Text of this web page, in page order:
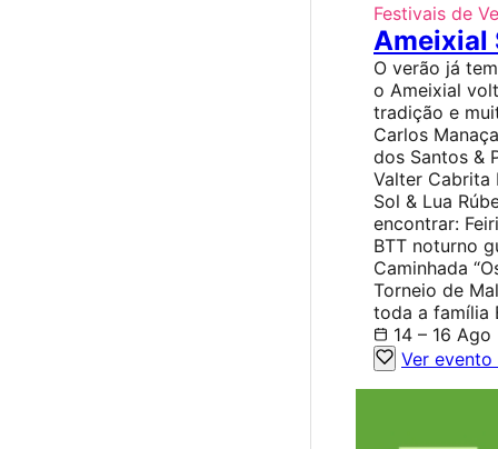
Festivais de
Ameixial
O verão já
o Ameixial
tradição e
Carlos
dos Santos &
Valter Cabrita
Sol & Lua
encontrar:
BTT noturno
Caminhada
Torneio de
toda a família
14 – 16 Ago
Ver